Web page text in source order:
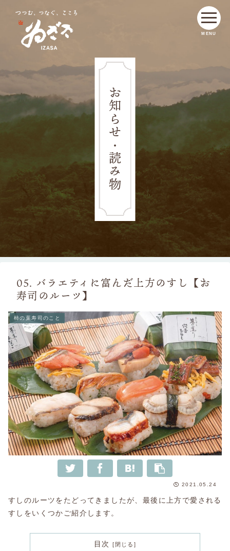
MENU
お知らせ・読み物
05. バラエティに富んだ上方のすし【お
寿司のルーツ】
柿の葉寿司のこと
2021.05.24
すしのルーツをたどってきましたが、最後に上方で愛される
すしをいくつかご紹介します。
目次